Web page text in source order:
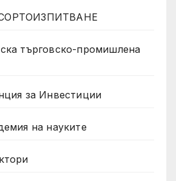
търговско-промишлена
за Инвестиции
на науките